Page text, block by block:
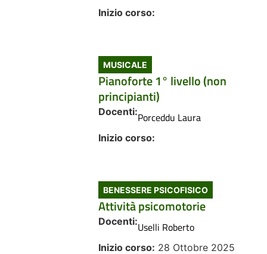
Inizio corso:
MUSICALE
Pianoforte 1° livello (non
principianti)
Docenti:Porceddu Laura
Inizio corso:
BENESSERE PSICOFISICO
Attività psicomotorie
Docenti:Uselli Roberto
Inizio corso: 28 Ottobre 2025